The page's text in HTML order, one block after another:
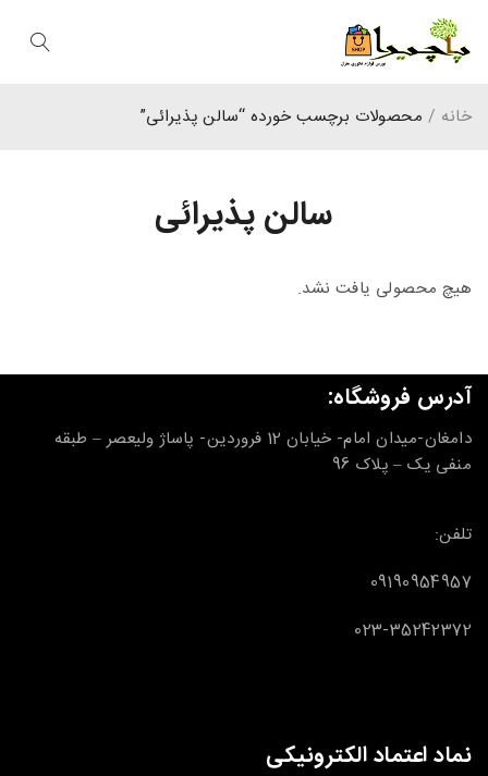
سالن پذیرائی
خانه / محصولات برچسب خورده “سالن پذیرائی”
هیچ محصولی یافت نشد.
آدرس فروشگاه:
دامغان-میدان امام- خیابان 12 فروردین- پاساژ ولیعصر – طبقه
منفی یک – پلاک 96
تلفن:
09190954957
023-35242372
نماد اعتماد الکترونیکی